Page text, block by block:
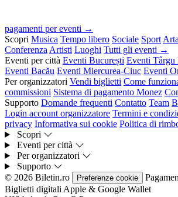
pagamenti per eventi →
Scopri Musica Tempo libero Sociale Sport
Conferenza Artisti Luoghi Tutti gli eventi →
Eventi per città Eventi București Eventi Târgu
Eventi Bacău Eventi Miercurea-Ciuc Eventi
Per organizzatori Vendi biglietti Come
commissioni Sistema di pagamento Monez
Supporto Domande frequenti Contatto Team
Login account organizzatore Termini e
privacy Informativa sui cookie Politica di
Scopri
Eventi per città
Per organizzatori
Supporto
© 2026 Biletin.ro
Preferenze cookie
Biglietti digitali Apple & Google Wallet